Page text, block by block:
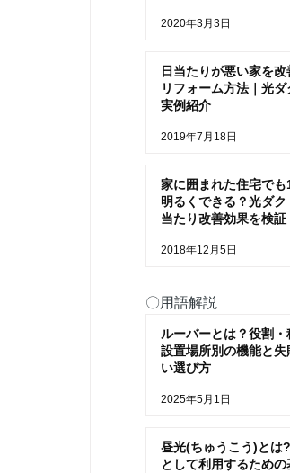
2020年3月3日
日当たりが悪い家を改
リフォーム方法｜光ダ
実例紹介
2019年7月18日
家に囲まれた住宅でも
明るくできる？光ダク
当たり改善効果を検証
2018年12月5日
〇用語解説
ルーバーとは？役割・
設置場所別の機能と失
い選び方
2025年5月1日
昼光(ちゅうこう)とは
として利用するための